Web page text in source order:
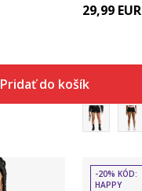
Pridať do košíka
29,99 EUR
-20% KÓD:
HAPPY